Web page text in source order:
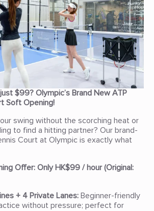
$99? Olympic’s Brand New ATP
Soft Opening!
swing without the scorching heat or
to find a hitting partner? Our brand-
Court at Olympic is exactly what
Offer: Only HK$99 / hour (Original:
+ 4 Private Lanes: Beginner-friendly
without pressure; perfect for